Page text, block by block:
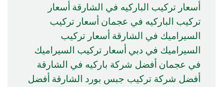
أسعار تركيب الباركيه في الشارقة أسعار
تركيب الباركيه في عجمان أسعار تركيب
السيراميك في الشارقة أسعار تركيب
السيراميك في دبي أسعار تركيب السيراميك
في عجمان أفضل شركة باركيه في الشارقة
أفضل شركة تركيب جبس بورد الشارقة أفضل